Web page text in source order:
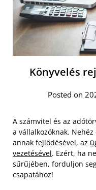
Könyvelés
Posted on
A számvitel és az
a vállalkozóknak.
annak fejlődésével, az
vezetésével. Ezért, ha
sűrűjében, forduljon
csapatához!